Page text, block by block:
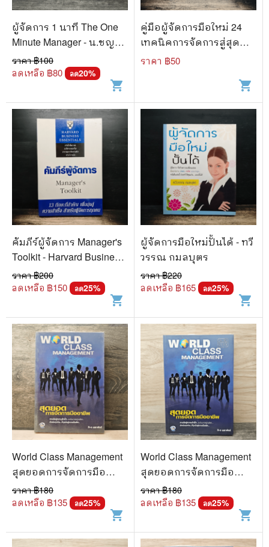
ผู้จัดการ 1 นาที The One
Minute Manager - น.ชญานุ
ตน์
ราคา ฿100
ลดเหลือ ฿80 ลด20%
shopping_cart
คู่มือผู้จัดการมือใหม่ 24
เทคนิคการจัดการสู่สุด
ยอดผู้จัดการมือใหม่ -
ราคา ฿50
shopping_cart
คัมภีร์ผู้จัดการ Manager's
Toolkit - Harvard Business
Essentials
ราคา ฿200
ลดเหลือ ฿150 ลด25%
shopping_cart
ผู้จัดการมือใหม่ปั้นได้ - ทวี
วรรณ กมลบุตร
ราคา ฿220
ลดเหลือ ฿165 ลด25%
shopping_cart
World Class Management
สุดยอดการจัดการมือ
อาชีพ - ศิ-ต เมธาพันธ์
ราคา ฿180
ลดเหลือ ฿135 ลด25%
shopping_cart
World Class Management
สุดยอดการจัดการมือ
อาชีพ - ศิ-ต เมธาพันธ์
ราคา ฿180
ลดเหลือ ฿135 ลด25%
shopping_cart